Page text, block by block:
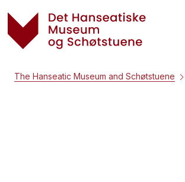
The Hanseatic Museum and Schøtstuene